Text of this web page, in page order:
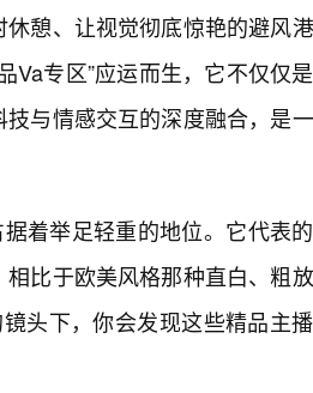
憩、让视觉彻底惊艳的避风
Va专区”应运而生，它不仅仅
与情感交互的深度融合，是
着举足轻重的地位。它代表
比于欧美风格那种直白、粗
头下，你会发现这些精品主